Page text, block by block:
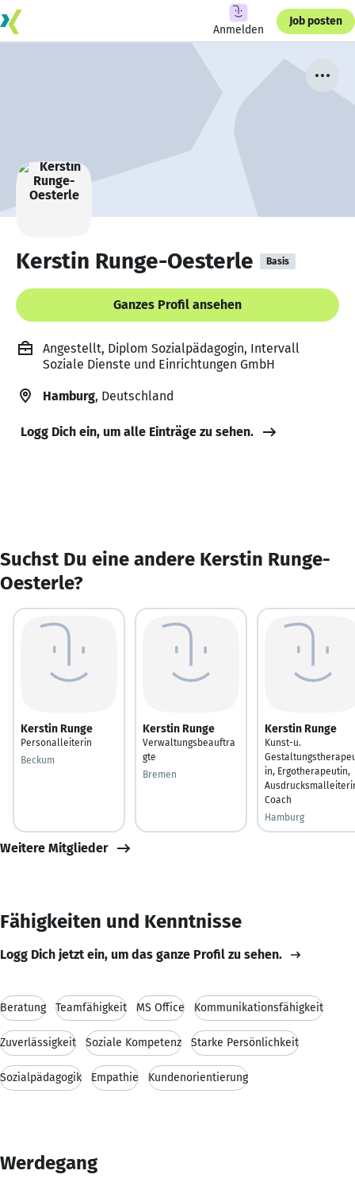
Anmelden
Job posten
Kerstin Runge-Oesterle Basis
Ganzes Profil ansehen
Angestellt, Diplom Sozialpädagogin, Intervall
Soziale Dienste und Einrichtungen GmbH
Hamburg, Deutschland
Logg Dich ein, um alle Einträge zu sehen.
Suchst Du eine andere Kerstin Runge-
Oesterle?
Kerstin Runge
Personalleiterin
Beckum
Kerstin Runge
Verwaltungsbeauftra
gte
Bremen
Kerstin Runge
Kunst-u.
in, Ergotherapeutin,
Coach
Hamburg
Weitere Mitglieder
Fähigkeiten und Kenntnisse
Logg Dich jetzt ein, um das ganze Profil zu sehen.
Beratung Teamfähigkeit MS Office Kommunikationsfähigkeit
Zuverlässigkeit Soziale Kompetenz Starke Persönlichkeit
Sozialpädagogik Empathie Kundenorientierung
Werdegang